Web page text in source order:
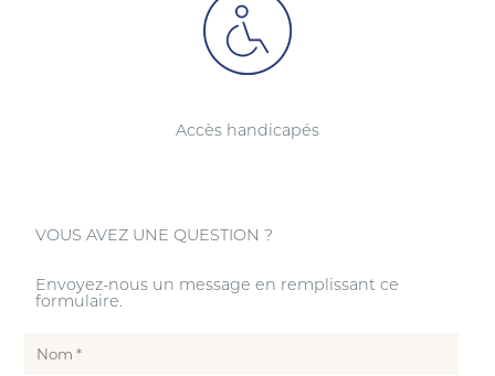
Accès handicapés
VOUS AVEZ UNE QUESTION ?
Envoyez-nous un message en remplissant ce
formulaire.